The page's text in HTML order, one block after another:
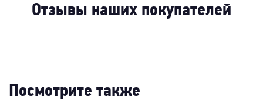
-30%
-22%
Отзывы наших покупателей
Посмотрите также